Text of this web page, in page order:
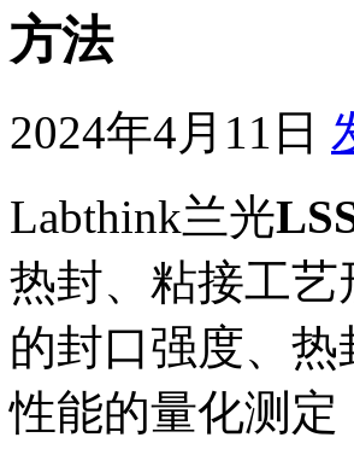
方法
2024年4月11日
Labthink兰光
热封、粘接工
的封口强度、
性能的量化测